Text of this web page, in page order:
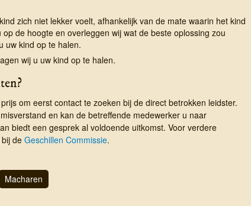
zich niet lekker voelt, afhankelijk van de mate waarin het kind
de hoogte en overleggen wij wat de beste oplossing zou
uw kind op te halen.
wij u uw kind op te halen.
om eerst contact te zoeken bij de direct betrokken leidster.
en kan de betreffende medewerker u naar
biedt een gesprek al voldoende uitkomst. Voor verdere
de Geschillen Commissie.
Macharen